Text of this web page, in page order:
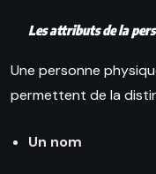
Les attributs de la
Une personne
permettent de la
Un nom